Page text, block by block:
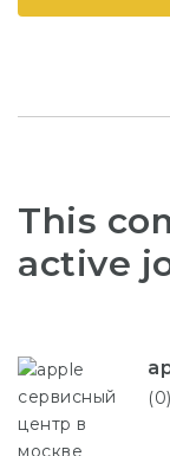
This
active
(0)